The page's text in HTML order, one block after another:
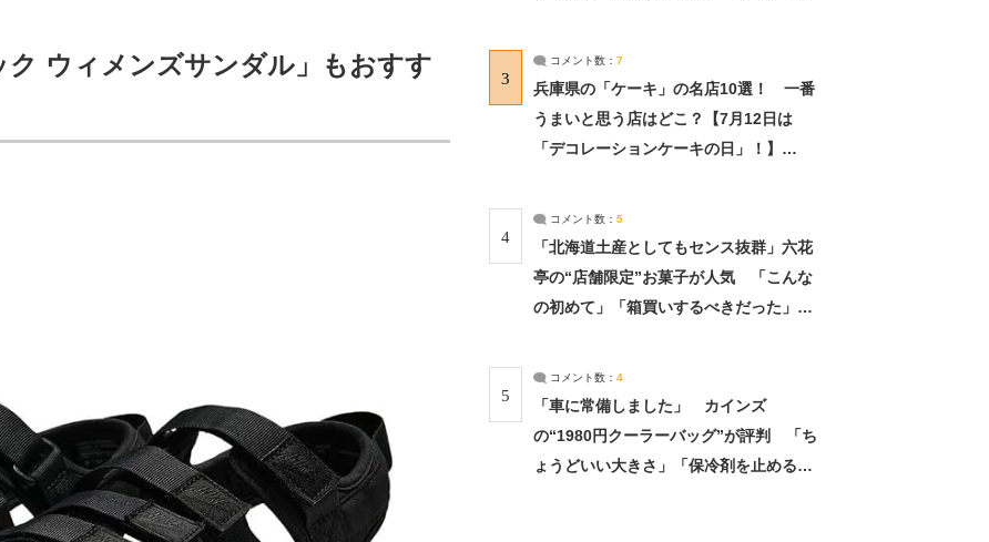
ウィメンズサンダル」もおすす
3
コメント数： 7
兵庫県の「ケーキ」の名店10選！ 一番
うまいと思う店はどこ？【7月12日は
「デコレーションケーキの日」！】
4
コメント数： 5
「北海道土産としてもセンス抜群」六花
亭の“店舗限定”お菓子が人気 「こんな
の初めて」「箱買いするべきだった」
5
コメント数： 4
「車に常備しました」 カインズ
の“1980円クーラーバッグ”が評判 「ち
ょうどいい大きさ」「保冷剤を止めるベ